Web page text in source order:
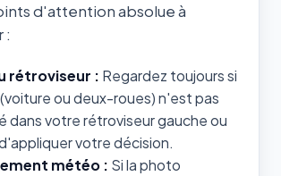
d'attention absolue à
:
rétroviseur : Regardez toujours si
ou deux-roues) n'est pas
dans votre rétroviseur gauche ou
votre décision.
météo : Si la photo